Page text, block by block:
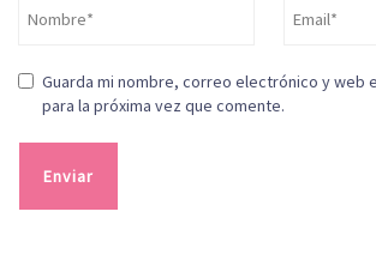
Guarda mi nombre, correo electrónico y web
para la próxima vez que comente.